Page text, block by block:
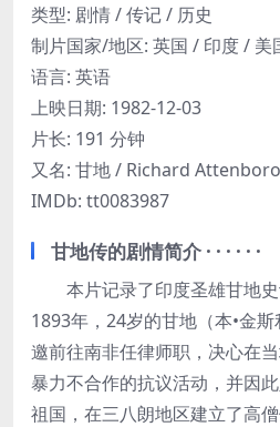
类型: 剧情 / 传记 / 历史
制片国家/地区: 英国 / 印度 / 美
语言: 英语
上映日期: 1982-12-03
片长: 191 分钟
又名: 甘地 / Richard
IMDb: tt0083987
甘地传的剧情简介 · · · · · ·
本片记录了印度圣雄甘地史
1893年，24岁的甘地（本•金
邀前往南非任律师职，决心在
暴力不合作的抗议活动，并因
祖国，在三八朗地区建立了高